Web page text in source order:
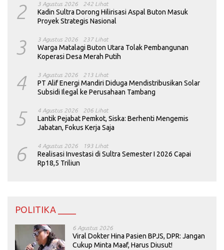
2 3 Agustus 2026 242 Lihat
Kadin Sultra Dorong Hilirisasi Aspal Buton Masuk
Proyek Strategis Nasional
3 3 Agustus 2026 237 Lihat
Warga Matalagi Buton Utara Tolak Pembangunan
Koperasi Desa Merah Putih
4 3 Agustus 2026 213 Lihat
PT Alif Energi Mandiri Diduga Mendistribusikan Solar
Subsidi Ilegal ke Perusahaan Tambang
5 4 Agustus 2026 206 Lihat
Lantik Pejabat Pemkot, Siska: Berhenti Mengemis
Jabatan, Fokus Kerja Saja
6 4 Agustus 2026 193 Lihat
Realisasi Investasi di Sultra Semester I 2026 Capai
Rp18,5 Triliun
POLITIKA ____
6 Agustus 2026
Viral Dokter Hina Pasien BPJS, DPR: Jangan
Cukup Minta Maaf, Harus Diusut!